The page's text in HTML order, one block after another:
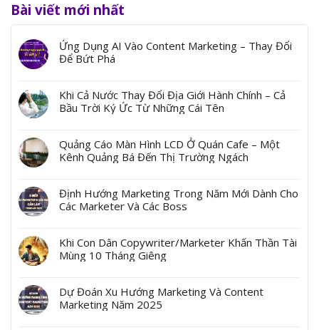
Bài viết mới nhất
Ứng Dụng AI Vào Content Marketing – Thay Đổi
Để Bứt Phá
Khi Cả Nước Thay Đổi Địa Giới Hành Chính – Cả
Bầu Trời Ký Ức Từ Những Cái Tên
Quảng Cáo Màn Hình LCD Ở Quán Cafe – Một
Kênh Quảng Bá Đến Thị Trường Ngách
Định Hướng Marketing Trong Năm Mới Dành Cho
Các Marketer Và Các Boss
Khi Con Dân Copywriter/Marketer Khấn Thần Tài
Mùng 10 Tháng Giêng
Dự Đoán Xu Hướng Marketing Và Content
Marketing Năm 2025